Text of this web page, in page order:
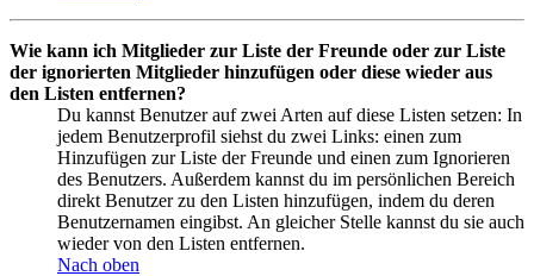
Wie kann ich Mitglieder zur Liste der Freunde oder zur Liste
der ignorierten Mitglieder hinzufügen oder diese wieder aus
den Listen entfernen?
Du kannst Benutzer auf zwei Arten auf diese Listen setzen: In
jedem Benutzerprofil siehst du zwei Links: einen zum
Hinzufügen zur Liste der Freunde und einen zum Ignorieren
des Benutzers. Außerdem kannst du im persönlichen Bereich
direkt Benutzer zu den Listen hinzufügen, indem du deren
Benutzernamen eingibst. An gleicher Stelle kannst du sie auch
wieder von den Listen entfernen.
Nach oben